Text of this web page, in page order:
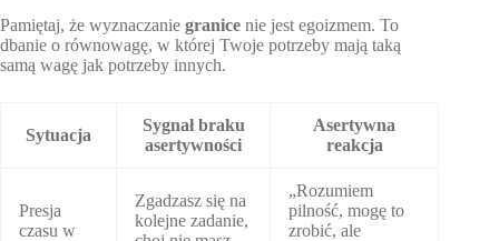
Pamiętaj, że wyznaczanie granice nie jest egoizmem. To
dbanie o równowagę, w której Twoje potrzeby mają taką
samą wagę jak potrzeby innych.
Sytuacja
Sygnał braku
asertywności
Asertywna
reakcja
Presja
czasu w
Zgadzasz się na
kolejne zadanie,
„Rozumiem
pilność, mogę to
zrobić, ale